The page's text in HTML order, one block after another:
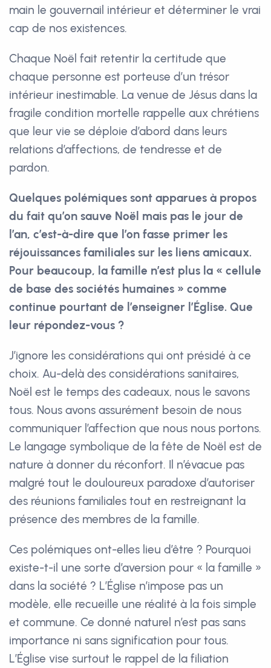
main le gouvernail intérieur et déterminer le vrai
cap de nos existences.
Chaque Noël fait retentir la certitude que
chaque personne est porteuse d’un trésor
intérieur inestimable. La venue de Jésus dans la
fragile condition mortelle rappelle aux chrétiens
que leur vie se déploie d’abord dans leurs
relations d’affections, de tendresse et de
pardon.
Quelques polémiques sont apparues à propos
du fait qu’on sauve Noël mais pas le jour de
l’an, c’est-à-dire que l’on fasse primer les
réjouissances familiales sur les liens amicaux.
Pour beaucoup, la famille n’est plus la « cellule
de base des sociétés humaines » comme
continue pourtant de l’enseigner l’Église. Que
leur répondez-vous ?
J’ignore les considérations qui ont présidé à ce
choix. Au-delà des considérations sanitaires,
Noël est le temps des cadeaux, nous le savons
tous. Nous avons assurément besoin de nous
communiquer l’affection que nous nous portons.
Le langage symbolique de la fête de Noël est de
nature à donner du réconfort. Il n’évacue pas
malgré tout le douloureux paradoxe d’autoriser
des réunions familiales tout en restreignant la
présence des membres de la famille.
Ces polémiques ont-elles lieu d’être ? Pourquoi
existe-t-il une sorte d’aversion pour « la famille »
dans la société ? L’Église n’impose pas un
modèle, elle recueille une réalité à la fois simple
et commune. Ce donné naturel n’est pas sans
importance ni sans signification pour tous.
L’Église vise surtout le rappel de la filiation